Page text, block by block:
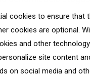
cookies to ensure that
cookies are optional.
and other
site content
on social media and
ramybę, o
kalėdinių...